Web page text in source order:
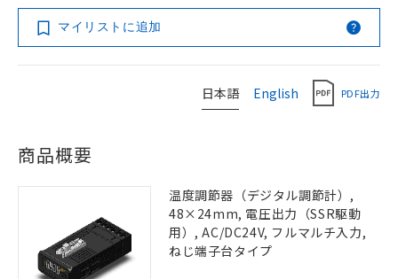
マイリストに追加
日本語 English PDF出力
商品概要
温度調節器（デジタル調節計）,
48×24mm, 電圧出力（SSR駆動
用）, AC/DC24V, フルマルチ入力,
ねじ端子台タイプ